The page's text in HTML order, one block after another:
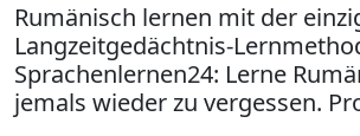
Rumänisch lernen mit der
Langzeitgedächtnis-
Sprachenlernen24: Lerne
jemals wieder zu vergessen.